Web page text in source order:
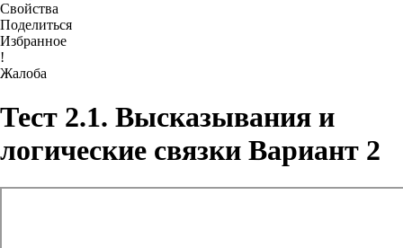
Свойства
Поделиться
Избранное
!
Жалоба
Тест 2.1. Высказывания и
логические связки Вариант 2